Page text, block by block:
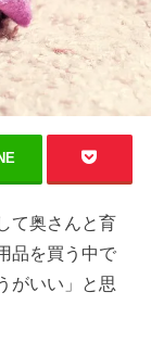
て奥さんと育
品を買う中で
がいい」と思